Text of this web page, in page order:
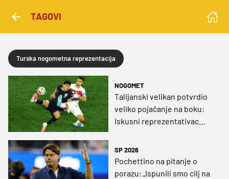
TAGOVI
Turska nogometna reprezentacija
NOGOMET
Talijanski velikan potvrdio
veliko pojačanje na boku:
Iskusni reprezentativac
Serie A
SP 2026
Pochettino na pitanje o
porazu: „Ispunili smo cilj na